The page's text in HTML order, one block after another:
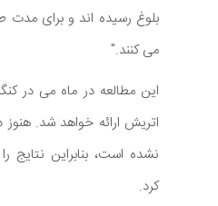
بلوغ رسیده اند و برای مدت
می کنند."
این مطالعه در ماه می در
اتریش ارائه خواهد شد.
نشده است، بنابراین نتایج
کرد.